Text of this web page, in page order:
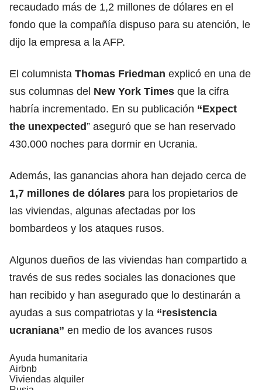
recaudado más de 1,2 millones de dólares en el
fondo que la compañía dispuso para su atención, le
dijo la empresa a la AFP.
El columnista Thomas Friedman explicó en una de
sus columnas del New York Times que la cifra
habría incrementado. En su publicación “Expect
the unexpected” aseguró que se han reservado
430.000 noches para dormir en Ucrania.
Además, las ganancias ahora han dejado cerca de
1,7 millones de dólares para los propietarios de
las viviendas, algunas afectadas por los
bombardeos y los ataques rusos.
Algunos dueños de las viviendas han compartido a
través de sus redes sociales las donaciones que
han recibido y han asegurado que lo destinarán a
ayudas a sus compatriotas y la “resistencia
ucraniana” en medio de los avances rusos
Ayuda humanitaria
Airbnb
Viviendas alquiler